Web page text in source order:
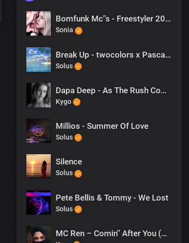
Bomfunk Mc''s - Freestyler 2022
Sonia
Break Up - twocolors x Pascal Letoublon
Solus
Dapa Deep - As The Rush Comes
Kygo
Millios - Summer Of Love
Solus
Silence
Solus
Pete Bellis & Tommy - We Lost
Solus
MC Ren – Comin'' After You (Regirock rmx)